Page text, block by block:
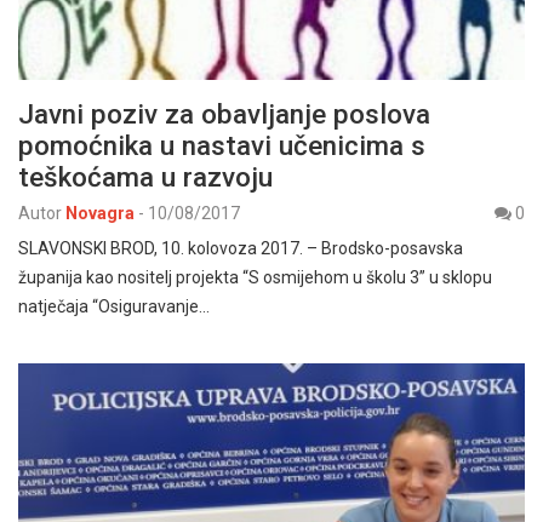
Javni poziv za obavljanje poslova
pomoćnika u nastavi učenicima s
teškoćama u razvoju
Autor Novagra - 10/08/2017
0
SLAVONSKI BROD, 10. kolovoza 2017. – Brodsko-posavska
županija kao nositelj projekta “S osmijehom u školu 3” u sklopu
natječaja “Osiguravanje…